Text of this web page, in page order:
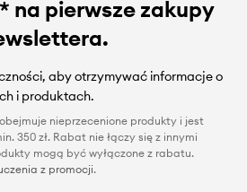
na pierwsze zakupy
aby otrzymywać informacje o
i produktach.
nieprzecenione produkty i jest
350 zł. Rabat nie łączy się z innymi
mogą być wyłączone z rabatu.
z promocji.